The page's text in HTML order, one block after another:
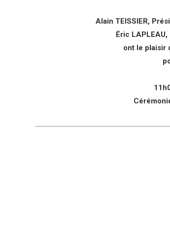
Alain TEISSIER,
Éric
ont le plaisir